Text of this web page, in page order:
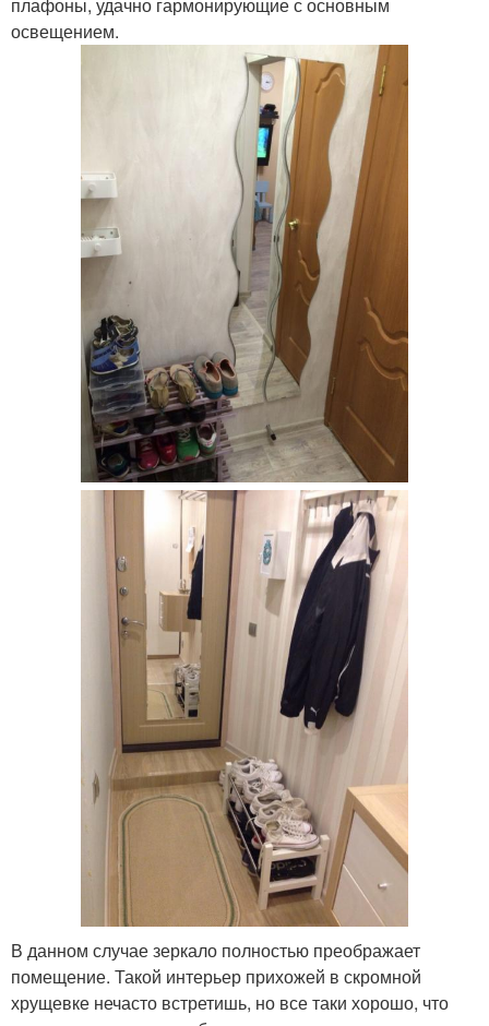
плафоны, удачно гармонирующие с основным
освещением.
В данном случае зеркало полностью преображает
помещение. Такой интерьер прихожей в скромной
хрущевке нечасто встретишь, но все таки хорошо, что